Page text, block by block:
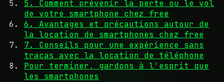
5. Comment prévenir la perte ou le vol
de votre smartphone chez free
6. Avantages et précautions autour de
la location de smartphones chez free
7. Conseils pour une expérience sans
tracas avec la location de téléphone
Pour terminer, gardons à l'esprit que
les smartphones